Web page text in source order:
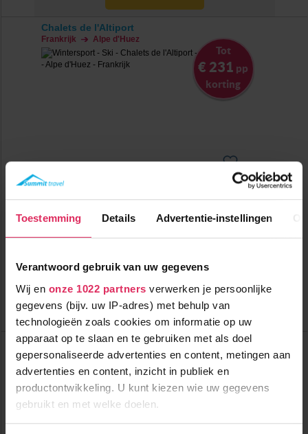
Toestemming Details Advertentie-instellingen
Verantwoord gebruik van uw gegevens
Wij en onze 1022 partners verwerken je persoonlijke
gegevens (bijv. uw IP-adres) met behulp van
technologieën zoals cookies om informatie op uw
apparaat op te slaan en te gebruiken met als doel
gepersonaliseerde advertenties en content, metingen aan
advertenties en content, inzicht in publiek en
productontwikkeling. U kunt kiezen wie uw gegevens
gebruikt en met welke doelen.
Chalets de l'Altiport
Frankrijk Alpe d'Huez
Tot
€ 231 pp
korting
vanaf
incl. skipas
1900m tot centrum
150m tot piste
Bekijk deze vakantie
Chalet Marmotte
Frankrijk Alpe d'Huez